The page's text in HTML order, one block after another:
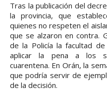
Tras la publicación del
la provincia, que
quienes no respeten el
que se alzaron en contra.
de la Policía la facultad
aplicar la pena a los
cuarentena. En Orán, la
que podría servir de
de la decisión.